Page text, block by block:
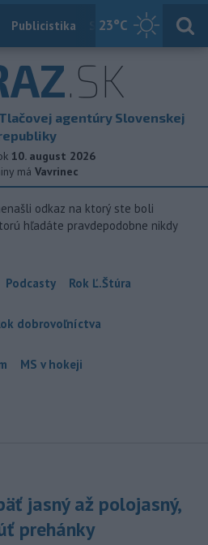
23°C
Publicistika Slovensko
.SK
agentúry Slovenskej
10. august 2026
má Vavrinec
odkaz na ktorý ste boli
hľadáte pravdepodobne nikdy
Podcasty Rok Ľ.Štúra
dobrovoľníctva
MS v hokeji
jasný až polojasný,
prehánky